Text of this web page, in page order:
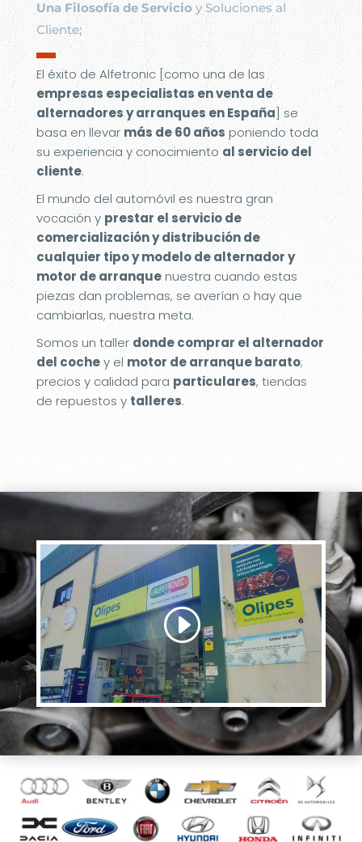
Una Filosofía de Servicioy Soluciones al
Cliente;
▬
El éxito de Alfetronic [como una de las
empresas especialistas en venta de
alternadores y arranques en España] se
basa en llevarmás de 60 años poniendo toda
su experiencia y conocimiento al servicio del
cliente.
El mundo del automóvil es nuestra gran
vocación y prestar el servicio de
comercialización y distribución de
cualquier tipo y modelo de alternador y
motor de arranquenuestra cuando estas
piezas dan problemas, se averían o hay que
cambiarlas, nuestra meta.
Somos un tallerdonde comprar el alternador
del cochey el motor de arranque barato;
precios y calidad para particulares, tiendas
de repuestos y talleres.